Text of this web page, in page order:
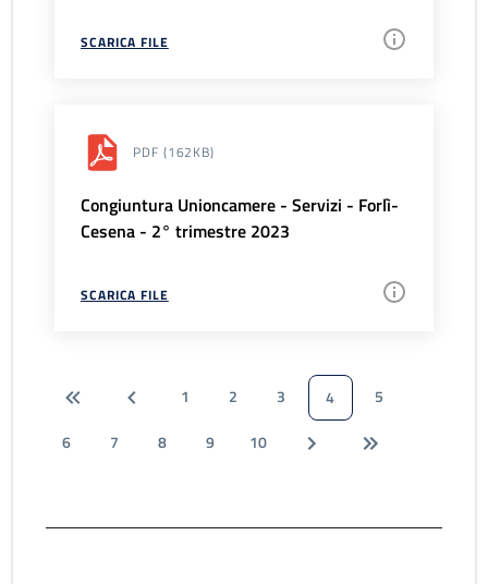
SCARICA FILE
PDF (162KB)
Congiuntura Unioncamere - Servizi - Forlì-
Cesena - 2° trimestre 2023
SCARICA FILE
1 2 3 4
5
6
7 8 9 10